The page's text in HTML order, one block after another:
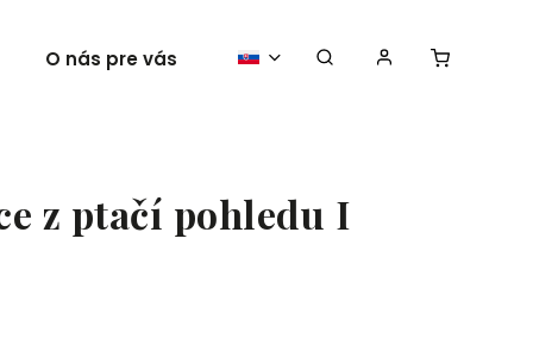
O nás pre vás Vaše plagáty
z ptačí pohledu I